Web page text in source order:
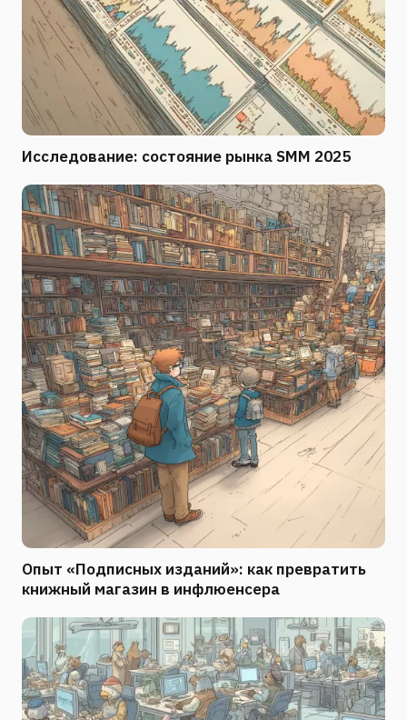
Исследование: состояние рынка SMM 2025
Опыт «Подписных изданий»: как превратить
книжный магазин в инфлюенсера